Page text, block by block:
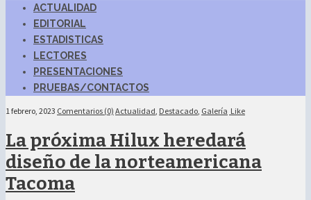
ACTUALIDAD
EDITORIAL
ESTADISTICAS
LECTORES
PRESENTACIONES
PRUEBAS/CONTACTOS
1 febrero, 2023 Comentarios (0) Actualidad, Destacado, Galería Like
La próxima Hilux heredará
diseño de la norteamericana
Tacoma